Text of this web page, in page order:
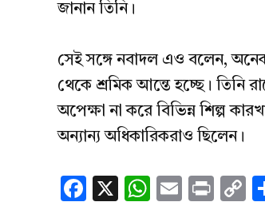
জানান তিনি।
সেই সঙ্গে নবাদল এও বলেন, অনেক
থেকে শ্রমিক আন্তে হচ্ছে। তিনি
অপেক্ষা না করে বিভিন্ন শিল্প
অন্যান্য অধিকারিকরাও ছিলেন।
Facebook
X Email